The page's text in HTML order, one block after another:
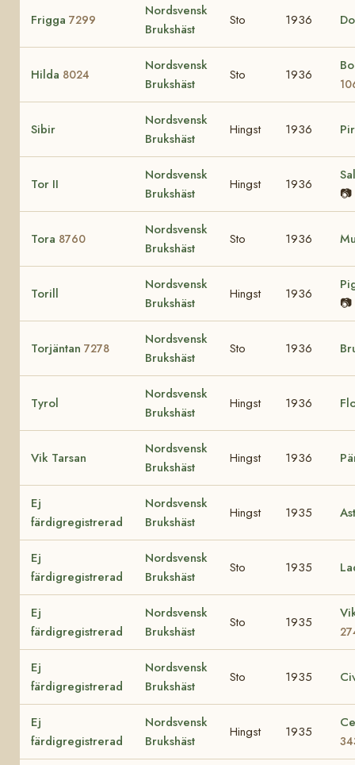
Frigga 7299
Nordsvensk
Brukshäst
Sto 1936
Hilda 8024
Nordsvensk
Brukshäst
Sto 1936
Sibir
Nordsvensk
Brukshäst
Hingst 1936
Tor II
Nordsvensk
Brukshäst
Hingst 1936
📷
Tora 8760
Nordsvensk
Brukshäst
Sto 1936
Torill
Nordsvensk
Brukshäst
Hingst 1936
📷
Torjäntan 7278
Nordsvensk
Brukshäst
Sto 1936
Tyrol
Nordsvensk
Brukshäst
Hingst 1936
Vik Tarsan
Nordsvensk
Brukshäst
Hingst 1936
Ej
färdigregistrerad
Nordsvensk
Brukshäst
Hingst 1935
Ej
färdigregistrerad
Nordsvensk
Brukshäst
Sto 1935
Ej
färdigregistrerad
Nordsvensk
Brukshäst
Sto 1935
Ej
färdigregistrerad
Nordsvensk
Brukshäst
Sto 1935
Ej
färdigregistrerad
Nordsvensk
Brukshäst
Hingst 1935